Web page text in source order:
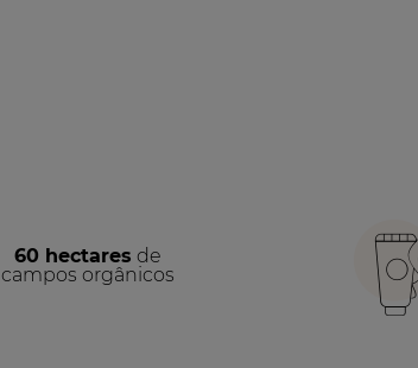
60 hectares de
campos orgânicos